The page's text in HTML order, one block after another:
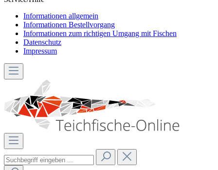
Informationen allgemein
Informationen Bestellvorgang
Informationen zum richtigen Umgang mit Fischen
Datenschutz
Impressum